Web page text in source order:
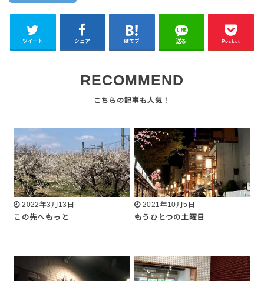
ツイート シェア はてブ 送る Pocket
RECOMMEND
2022年3月13日
この先へもっと
2021年10月5日
もうひとつの土曜日